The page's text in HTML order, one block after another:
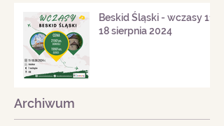
Beskid Śląski - wczasy 11-
18 sierpnia 2024
Archiwum